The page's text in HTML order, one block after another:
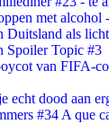
met alcohol
Duitsland als
Spoiler Topic #3
van FIFA-
echt dood aan
#34 A que